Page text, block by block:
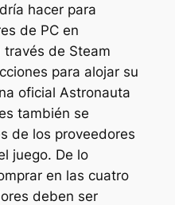
hacer para
de PC en
través de Steam
para alojar su
oficial Astronauta
también se
de los proveedores
juego. De lo
en las cuatro
deben ser